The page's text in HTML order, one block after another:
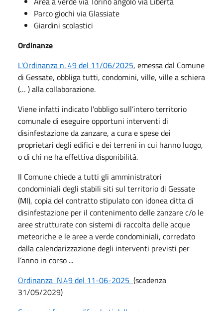
Parco giochi via Glassiate
Giardini scolastici
Ordinanze
L'Ordinanza n. 49 del 11/06/2025, emessa dal Comune
di Gessate, obbliga tutti, condomini, ville, ville a schiera
(… ) alla collaborazione.
Viene infatti indicato l'obbligo sull’intero territorio
comunale di eseguire opportuni interventi di
disinfestazione da zanzare, a cura e spese dei
proprietari degli edifici e dei terreni in cui hanno luogo,
o di chi ne ha effettiva disponibilità.
Il Comune chiede a tutti gli amministratori
condominiali degli stabili siti sul territorio di Gessate
(MI), copia del contratto stipulato con idonea ditta di
disinfestazione per il contenimento delle zanzare c/o le
aree strutturate con sistemi di raccolta delle acque
meteoriche e le aree a verde condominiali, corredato
dalla calendarizzazione degli interventi previsti per
l’anno in corso ...
Ordinanza N.49 del 11-06-2025 (scadenza
31/05/2029)